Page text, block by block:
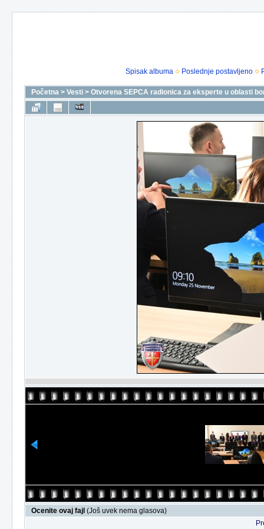
Spisak albuma Poslednje postavljeno
Početna > Vesti > Otvorena SEPCA radionica za eksperte u oblasti
Ocenite ovaj fajl (Još uvek nema glasova)